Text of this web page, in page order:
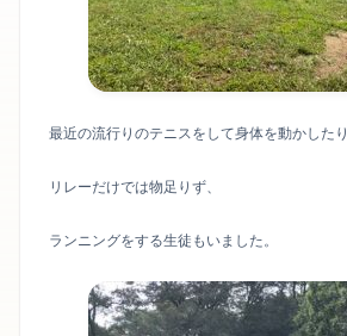
最近の流行りのテニスをして身体を動かしたり
リレーだけでは物足りず、
ランニングをする生徒もいました。